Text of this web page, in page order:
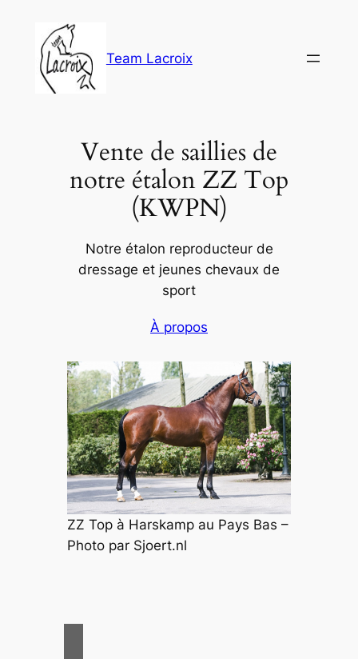
contenu
Team Lacroix
Vente de saillies de
notre étalon ZZ Top
(KWPN)
Notre étalon reproducteur de
dressage et jeunes chevaux de
sport
À propos
ZZ Top à Harskamp au Pays Bas –
Photo par Sjoert.nl